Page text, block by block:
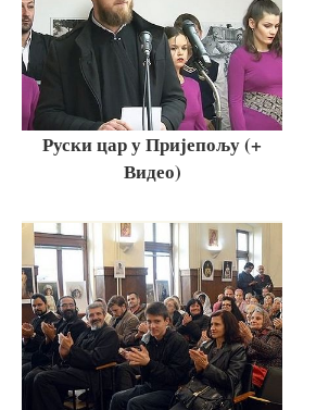
Руски цар у Пријепољу (+
Видео)